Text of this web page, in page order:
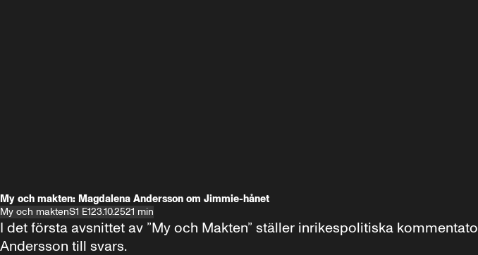
My och makten: Magdalena Andersson om Jimmie-hånet
My och maktenS1 E123.10.2521 min
I det första avsnittet av ”My och Makten” ställer inrikespolitiska
Andersson till svars.